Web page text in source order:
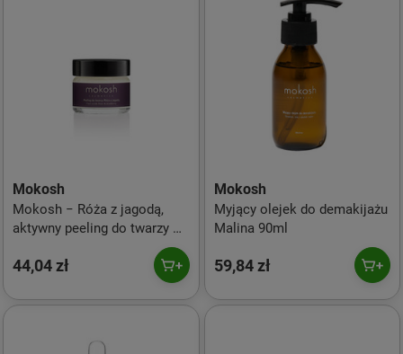
Mokosh
Mokosh − Róża z jagodą,
aktywny peeling do twarzy −
44,04 zł
Mokosh
Myjący olejek do demakijażu
Malina 90ml
59,84 zł